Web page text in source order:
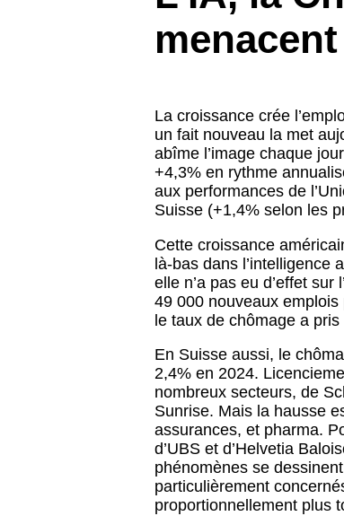
La croissance crée
un fait nouveau la met
abîme l’image chaque
+4,3% en rythme
aux performances de
Suisse (+1,4% selon les
Cette croissance
là-bas dans l’intelligence
elle n’a pas eu d’effet sur
49 000 nouveaux emplois
le taux de chômage a
En Suisse aussi, le
2,4% en 2024.
nombreux secteurs, de
Sunrise. Mais la hausse
assurances, et pharma.
d’UBS et d’Helvetia
phénomènes se
particulièrement
proportionnellement plus